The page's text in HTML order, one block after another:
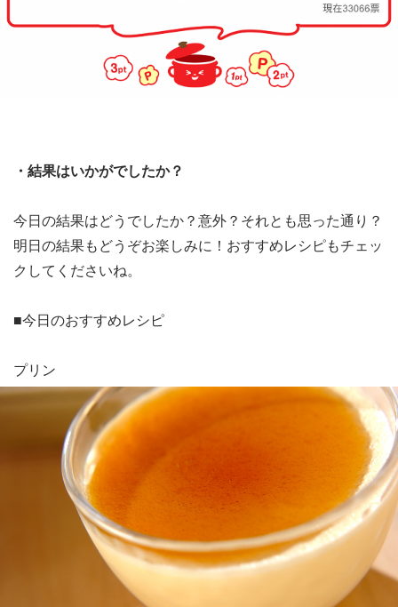
・結果はいかがでしたか？
今日の結果はどうでしたか？意外？それとも思った通り？
明日の結果もどうぞお楽しみに！おすすめレシピもチェッ
クしてくださいね。
■今日のおすすめレシピ
プリン